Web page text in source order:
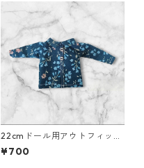
22cmドール用アウトフィッ
ト 襟付き長そでシャツ 青×
花柄 カジュアル リアルク
¥700